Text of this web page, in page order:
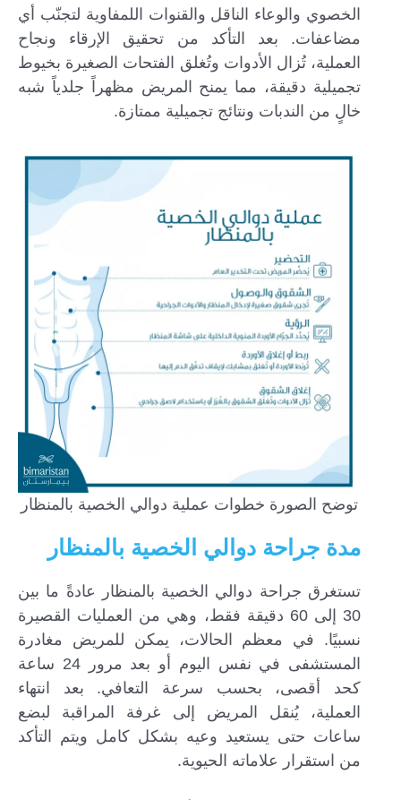
الخصوي والوعاء الناقل والقنوات اللمفاوية لتجنّب أي
مضاعفات. بعد التأكد من تحقيق الإرقاء ونجاح
العملية، تُزال الأدوات وتُغلق الفتحات الصغيرة بخيوط
تجميلية دقيقة، مما يمنح المريض مظهراً جلدياً شبه
خالٍ من الندبات ونتائج تجميلية ممتازة.
توضح الصورة خطوات عملية دوالي الخصية بالمنظار
مدة جراحة دوالي الخصية بالمنظار
تستغرق جراحة دوالي الخصية بالمنظار عادةً ما بين
30 إلى 60 دقيقة فقط، وهي من العمليات القصيرة
نسبيًا. في معظم الحالات، يمكن للمريض مغادرة
المستشفى في نفس اليوم أو بعد مرور 24 ساعة
كحد أقصى، بحسب سرعة التعافي. بعد انتهاء
العملية، يُنقل المريض إلى غرفة المراقبة لبضع
ساعات حتى يستعيد وعيه بشكل كامل ويتم التأكد
من استقرار علاماته الحيوية.